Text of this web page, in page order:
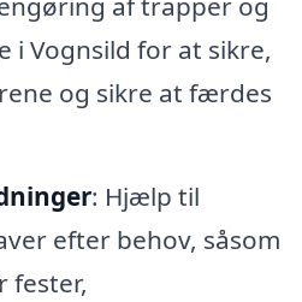
i Vognsild for at sikre,
og sikre at færdes
: Hjælp til
efter behov, såsom
fester,